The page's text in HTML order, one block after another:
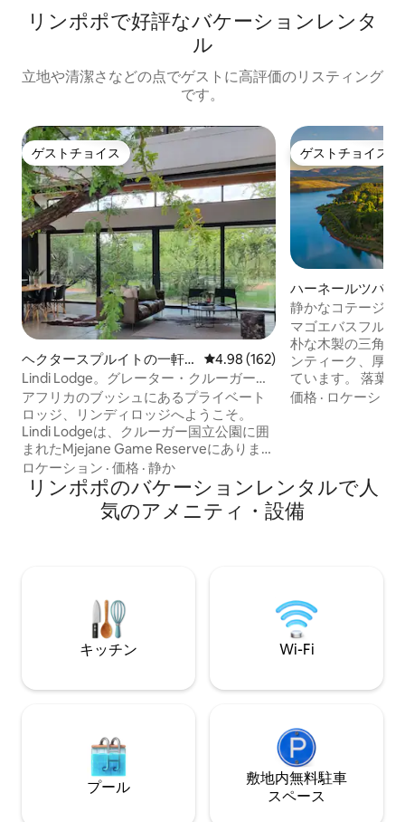
リンポポで好評なバケーションレンタ
ル
立地や清潔さなどの点でゲストに高評価のリスティング
です。
ゲストチョイス
ゲストチョイス
ヘクタースプルイトの一軒
家
レビュー162件、5つ星中4.98つ
4.98 (162)
Lindi Lodge。グレーター・クルーガーに
あるあなたの家です！
アフリカのブッシュにあるプライベート
ロッジ、リンディロッジへようこそ。
Lindi Lodgeは、クルーガー国立公園に囲
まれたMjejane Game Reserveにありま
す。これにより、運が良ければ、ゲスト
は家から直接ゲームを見ることができま
す。私たちの家には、リラックスしたブ
ッシュブレイクに必要なすべての基本的
「その他の留意事項」をよくお読みくだ
ロケーション · 価格 · 静か
ゲストチョイス
ゲストチョイス
ハーネールツバー
ージ
静かなコテージの
マゴエバスフルー
朴な木製の三角屋
ンティーク、厚手
ています。 落葉
ーダムを見下ろし
とときやアウトド
ボート愛好家や釣
点。 マウンテン
価格 · ロケーショ
リンポポのバケーションレンタルで人
気のアメニティ・設備
キッチン Wi-Fi
プール
敷地内無料駐⁠車
ス⁠ペ⁠ー⁠ス